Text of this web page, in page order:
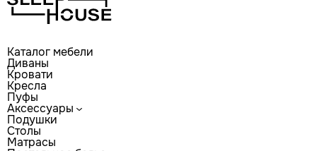
Каталог мебели
Диваны
Кровати
Кресла
Пуфы
Аксессуары
Подушки
Столы
Матрасы